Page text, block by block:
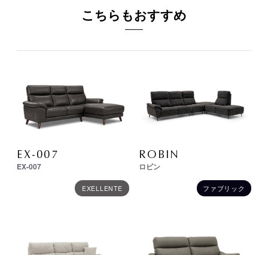
こちらもおすすめ
EX-007
EX-007
EXELLENTE
ROBIN
ロビン
ファブリック